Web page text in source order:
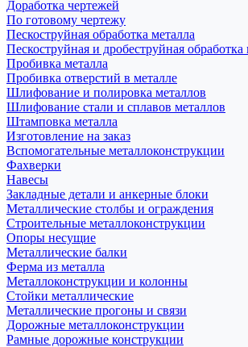
Доработка чертежей
По готовому чертежу
Пескоструйная обработка металла
Пескоструйная и дробеструйная обработка
Пробивка металла
Пробивка отверстий в металле
Шлифование и полировка металлов
Шлифование стали и сплавов металлов
Штамповка металла
Изготовление на заказ
Вспомогательные металлоконструкции
Фахверки
Навесы
Закладные детали и анкерные блоки
Металлические столбы и ограждения
Строительные металлоконструкции
Опоры несущие
Металлические балки
Ферма из металла
Металлоконструкции и колонны
Стойки металлические
Металлические прогоны и связи
Дорожные металлоконструкции
Рамные дорожные конструкции